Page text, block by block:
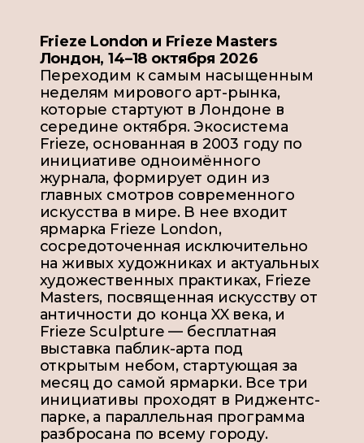
Frieze London и Frieze Masters
Лондон, 14–18 октября 2026
Переходим к самым насыщенным
неделям мирового арт-рынка,
которые стартуют в Лондоне в
середине октября. Экосистема
Frieze, основанная в 2003 году по
инициативе одноимённого
журнала, формирует один из
главных смотров современного
искусства в мире. В нее входит
ярмарка Frieze London,
сосредоточенная исключительно
на живых художниках и актуальных
художественных практиках, Frieze
Masters, посвященная искусству от
античности до конца XX века, и
Frieze Sculpture — бесплатная
выставка паблик-арта под
открытым небом, стартующая за
месяц до самой ярмарки. Все три
инициативы проходят в Риджентс-
парке, а параллельная программа
разбросана по всему городу.